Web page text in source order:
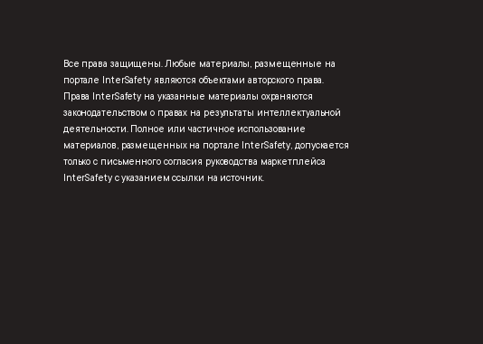
Все права защищены. Любые материалы, размещенные на
портале InterSafety являются объектами авторского права.
Права InterSafety на указанные материалы охраняются
законодательством о правах на результаты интеллектуальной
деятельности. Полное или частичное использование
материалов, размещенных на портале InterSafety, допускается
только с письменного согласия руководства маркетплейса
InterSafety с указанием ссылки на источник.